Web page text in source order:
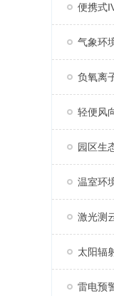
便携式
气象环
负氧离
轻便风
园区生
温室环
激光测
太阳辐
雷电预